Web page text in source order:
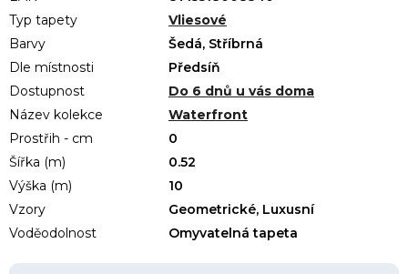
Typ tapety
Vliesové
Barvy
Šedá, Stříbrná
Dle místnosti
Předsíň
Dostupnost
Do 6 dnů u vás doma
Název kolekce
Waterfront
Prostřih - cm
0
Šířka (m)
0.52
Výška (m)
10
Vzory
Geometrické, Luxusní
Voděodolnost
Omyvatelná tapeta